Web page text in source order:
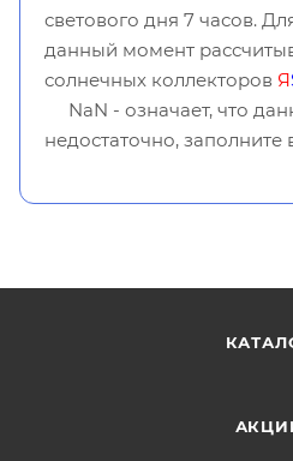
светового дня 7 часов.
данный момент
солнечных коллекторов Я
NaN - означает, что
недостаточно, заполните